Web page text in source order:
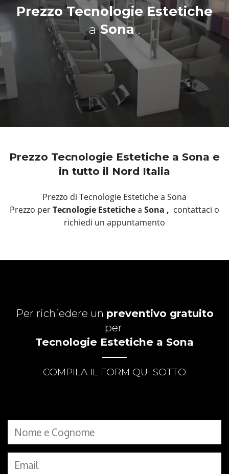
Prezzo Tecnologie Estetiche
aSona.
Prezzo Tecnologie Estetiche a Sona e
in tutto il Nord Italia
Prezzo di Tecnologie Estetiche a Sona
Prezzo perTecnologie Estetichea Sona , contattaci o
richiedi un appuntamento
Per richiedere un preventivo gratuito
per
Tecnologie Estetiche a Sona
COMPILA IL FORM QUI SOTTO